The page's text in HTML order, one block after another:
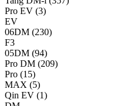
Pro EV (3)
EV
06DM (230)
F3
05DM (94)
Pro DM (209)
Pro (15)
MAX (5)
Qin EV (1)